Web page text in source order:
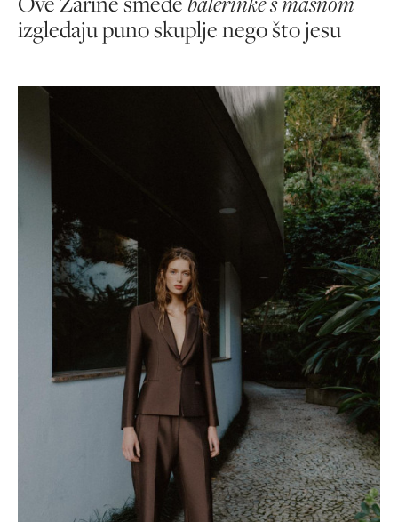
izgledaju puno skuplje nego što jesu